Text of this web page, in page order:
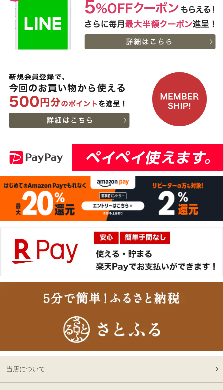
2026-
08-06
13:18:00
大阪府
出産内祝に命名札 大
切なお名前のお披露目に
さい）
11
08-06
大阪府
神戸牛ギフトセット 1万
アム霜降りもも）450g
12
08-06
県
神戸牛カタログギフト
８千円
2026-
08-06
11:40:00
東京都
神戸牛食べ比べセット 焼
肉懐石「極」◆焼肉
14
2026-
08-06
06:55:00
兵庫県
神戸牛カタログギフト
１万５千円
15
2026-
08-06
02:32:00
北海道
[お徳用]A5等級 神戸牛
ミンチ（ひき肉 挽き肉）
400g 【冷凍発送】
21:56:00
ック 500g
17
21:19:00
大阪府
神戸牛目録 選べるセッ
ト ８千円
2026-
08-05
21:10:00
愛知県
プレミアム霜降りロース
2026-
08-05
19:09:00
長野県
神戸牛カタログギフト
１万円
2026-
神戸牛食べ比べセット 焼
当店について